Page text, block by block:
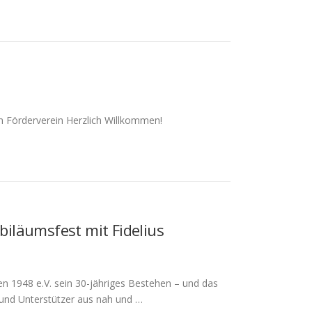
Herzlich Willkommen!
mit Fidelius
1948 e.V. sein 30-jähriges Bestehen – und das
Unterstützer aus nah und …